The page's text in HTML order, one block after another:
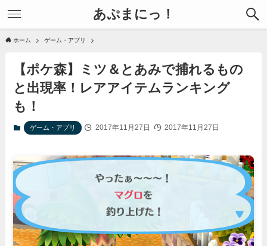
あぷまにっ！
ホーム ゲーム・アプリ
【ポケ森】ミツ＆とあみで捕れるもの
と出現率！レアアイテムランキング
も！
ゲーム・アプリ 2017年11月27日 2017年11月27日